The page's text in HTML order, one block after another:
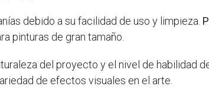
debido a su facilidad de uso y limpieza.
pinturas de gran tamaño.
del proyecto y el nivel de habilidad
de efectos visuales en el arte.